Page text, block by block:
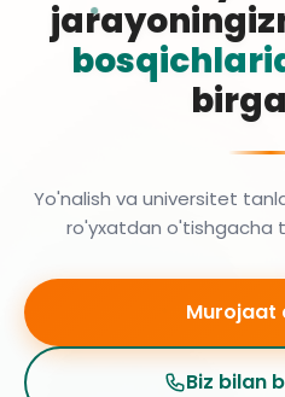
Yo'nalish va universitet
ro'yxatdan o'tishgacha
Murojaat
Biz bilan